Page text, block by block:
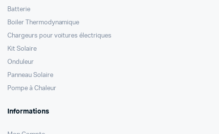
Batterie
Boiler Thermodynamique
Chargeurs pour voitures électriques
Kit Solaire
Onduleur
Panneau Solaire
Pompe à Chaleur
Informations